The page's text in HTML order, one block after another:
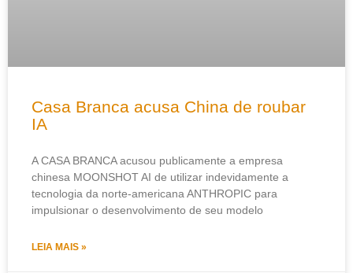
Casa Branca acusa China de roubar
IA
A CASA BRANCA acusou publicamente a empresa
chinesa MOONSHOT AI de utilizar indevidamente a
tecnologia da norte-americana ANTHROPIC para
impulsionar o desenvolvimento de seu modelo
LEIA MAIS »